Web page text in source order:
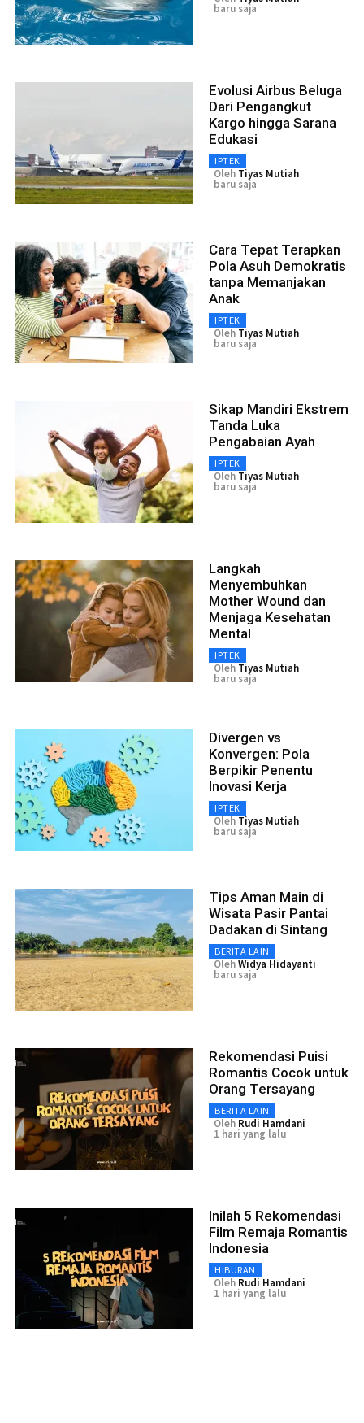
baru saja
Evolusi Airbus Beluga
Dari Pengangkut
Kargo hingga Sarana
Edukasi
IPTEK
Oleh Tiyas Mutiah
baru saja
Cara Tepat Terapkan
Pola Asuh Demokratis
tanpa Memanjakan
Anak
IPTEK
Oleh Tiyas Mutiah
baru saja
Sikap Mandiri Ekstrem
Tanda Luka
Pengabaian Ayah
IPTEK
Oleh Tiyas Mutiah
baru saja
Langkah
Menyembuhkan
Mother Wound dan
Menjaga Kesehatan
Mental
IPTEK
Oleh Tiyas Mutiah
baru saja
Divergen vs
Konvergen: Pola
Berpikir Penentu
Inovasi Kerja
IPTEK
Oleh Tiyas Mutiah
baru saja
Tips Aman Main di
Wisata Pasir Pantai
Dadakan di Sintang
BERITA LAIN
OlehWidya Hidayanti
baru saja
Rekomendasi Puisi
Romantis Cocok untuk
Orang Tersayang
BERITA LAIN
Oleh Rudi Hamdani
1 hari yang lalu
Inilah 5 Rekomendasi
Film Remaja Romantis
Indonesia
HIBURAN
Oleh Rudi Hamdani
1 hari yang lalu